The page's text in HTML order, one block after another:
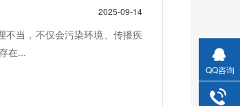
2025-09-14
不当，不仅会污染环境、传播疾
在...
QQ咨询